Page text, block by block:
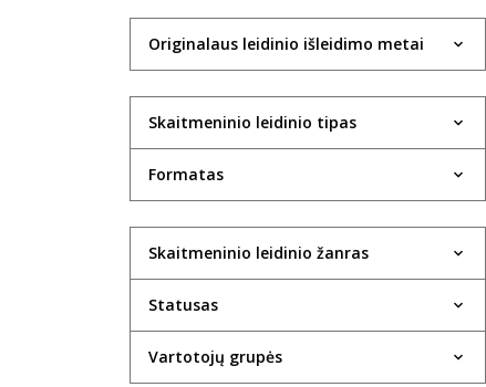
Originalaus leidinio išleidimo metai
Skaitmeninio leidinio tipas
Formatas
Skaitmeninio leidinio žanras
Statusas
Vartotojų grupės